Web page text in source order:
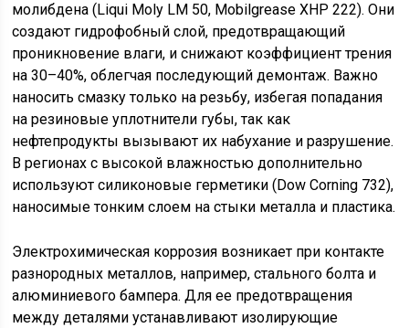
молибдена (Liqui Moly LM 50, Mobilgrease XHP 222). Они
создают гидрофобный слой, предотвращающий
проникновение влаги, и снижают коэффициент трения
на 30–40%, облегчая последующий демонтаж. Важно
наносить смазку только на резьбу, избегая попадания
на резиновые уплотнители губы, так как
нефтепродукты вызывают их набухание и разрушение.
В регионах с высокой влажностью дополнительно
используют силиконовые герметики (Dow Corning 732),
наносимые тонким слоем на стыки металла и пластика.
Электрохимическая коррозия возникает при контакте
разнородных металлов, например, стального болта и
алюминиевого бампера. Для ее предотвращения
между деталями устанавливают изолирующие